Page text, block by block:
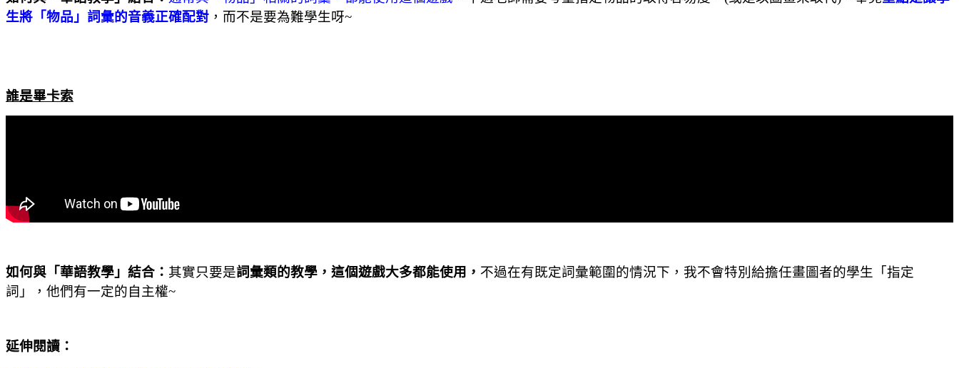
生將「物品」詞彙的音義正確配對 ，而不是要為難學生呀~
誰是畢卡索
如何與「華語教學」結合： 其實只要是詞彙類的教學，這個遊戲大多都能使用， 不過在有既定詞彙範圍的情況下，我不會特別給擔任畫圖者的學生「指定
詞」，他們有一定的自主權~
延伸閱讀：